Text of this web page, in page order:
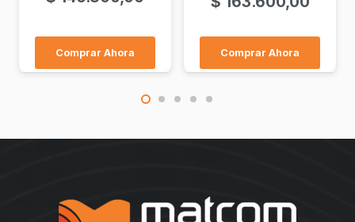
Comprar Ahora Comprar Ahora